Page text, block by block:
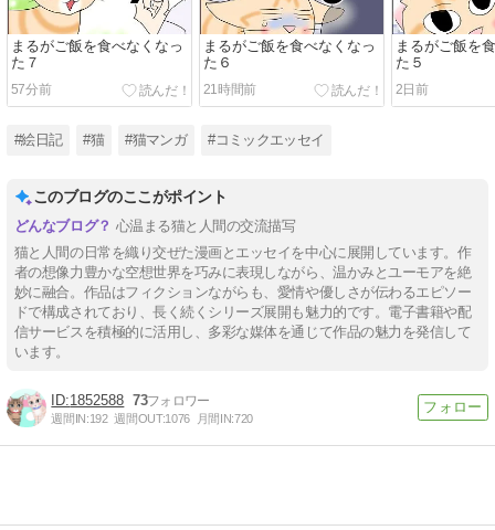
まるがご飯を食べなくなっ
た７
57分前
まるがご飯を食べなくなっ
た６
21時間前
まるがご飯を
た５
2日前
#絵日記 #猫 #猫マンガ #コミックエッセイ
このブログのここがポイント
心温まる猫と人間の交流描写
猫と人間の日常を織り交ぜた漫画とエッセイを中心に展開しています。作
者の想像力豊かな空想世界を巧みに表現しながら、温かみとユーモアを絶
妙に融合。作品はフィクションながらも、愛情や優しさが伝わるエピソー
ドで構成されており、長く続くシリーズ展開も魅力的です。電子書籍や配
信サービスを積極的に活用し、多彩な媒体を通じて作品の魅力を発信して
います。
1852588 73
週間IN:192 週間OUT:1076 月間IN:720